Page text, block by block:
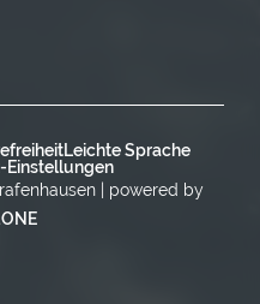
Uhr
Leichte Sprache
Einstellungen
| powered by